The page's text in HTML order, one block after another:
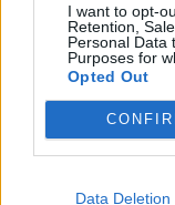
I want to opt-
Retention,
Personal Data
Purposes for
Opted Out
Data Deletion
26.05.26
Καθώς η μουσική
κυκλοφορίες και AI
αντιμετωπίζουν
τον Matt Jacoby,